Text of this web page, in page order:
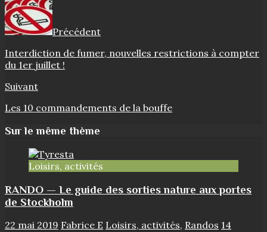
Précédent
Interdiction de fumer, nouvelles restrictions à compter
du 1er juillet !
Suivant
Les 10 commandements de la bouffe
Sur le même thème
Loisirs, activités
RANDO — Le guide des sorties nature aux portes
de Stockholm
22 mai 2019 Fabrice E Loisirs, activités, Randos 14